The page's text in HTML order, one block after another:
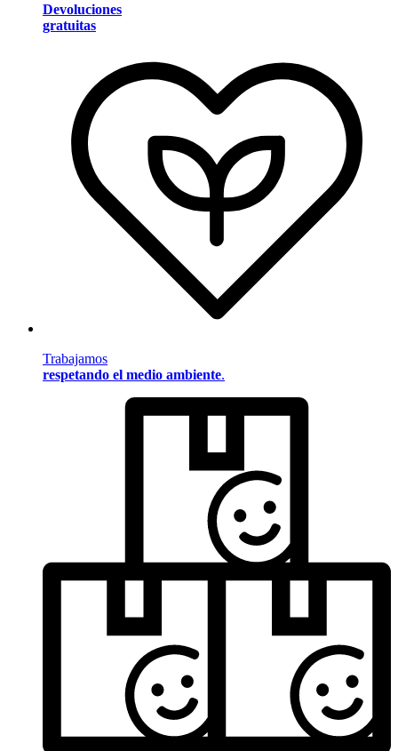
Devoluciones
gratuitas
Trabajamos
respetando el medio ambiente.